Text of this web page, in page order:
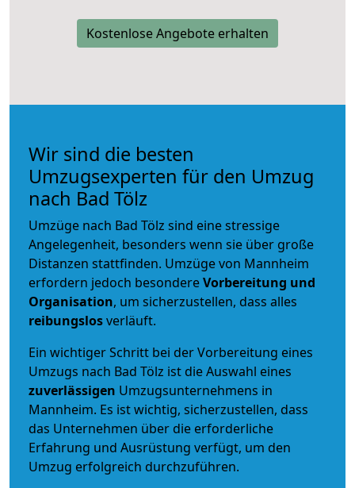
Kostenlose Angebote erhalten
Wir sind die besten
Umzugsexperten für den Umzug
nach Bad Tölz
Umzüge nach Bad Tölz sind eine stressige
Angelegenheit, besonders wenn sie über große
Distanzen stattfinden. Umzüge von Mannheim
erfordern jedoch besondereVorbereitung und
Organisation, um sicherzustellen, dass alles
reibungslosverläuft.
Ein wichtiger Schritt bei der Vorbereitung eines
Umzugs nach Bad Tölz ist die Auswahl eines
zuverlässigen Umzugsunternehmens in
Mannheim. Es ist wichtig, sicherzustellen, dass
das Unternehmen über die erforderliche
Erfahrung und Ausrüstung verfügt, um den
Umzug erfolgreich durchzuführen.